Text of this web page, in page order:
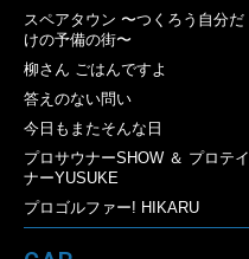
スペアタウン 〜つくろう自分だ
けの予備の街〜
柳さん ごはんですよ
答えのない問い
今日もまたそんな日
プロサウナーSHOW ＆ プロテイ
ナーYUSUKE
プロゴルファー! HIKARU